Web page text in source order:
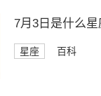
7月3日是什么星
星座 百科